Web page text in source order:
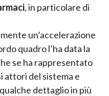
, in particolare di
un’accelerazione
quadro l’ha data la
se ha rappresentato
attori del sistema e
dettaglio in più